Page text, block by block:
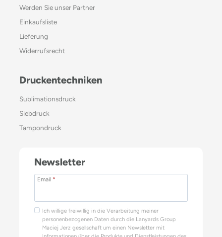
Werden Sie unser Partner
Einkaufsliste
Lieferung
Widerrufsrecht
Druckentechniken
Sublimationsdruck
Siebdruck
Tampondruck
Newsletter
Email *
Ich willige freiwillig in die Verarbeitung meiner
personenbezogenen Daten durch die Lanyards Group
Maciej Jerz gesellschaft um einen Newsletter mit